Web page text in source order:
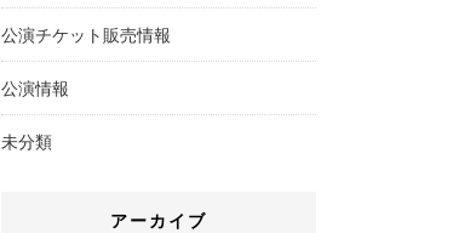
公演チケット販売情報
公演情報
未分類
アーカイブ